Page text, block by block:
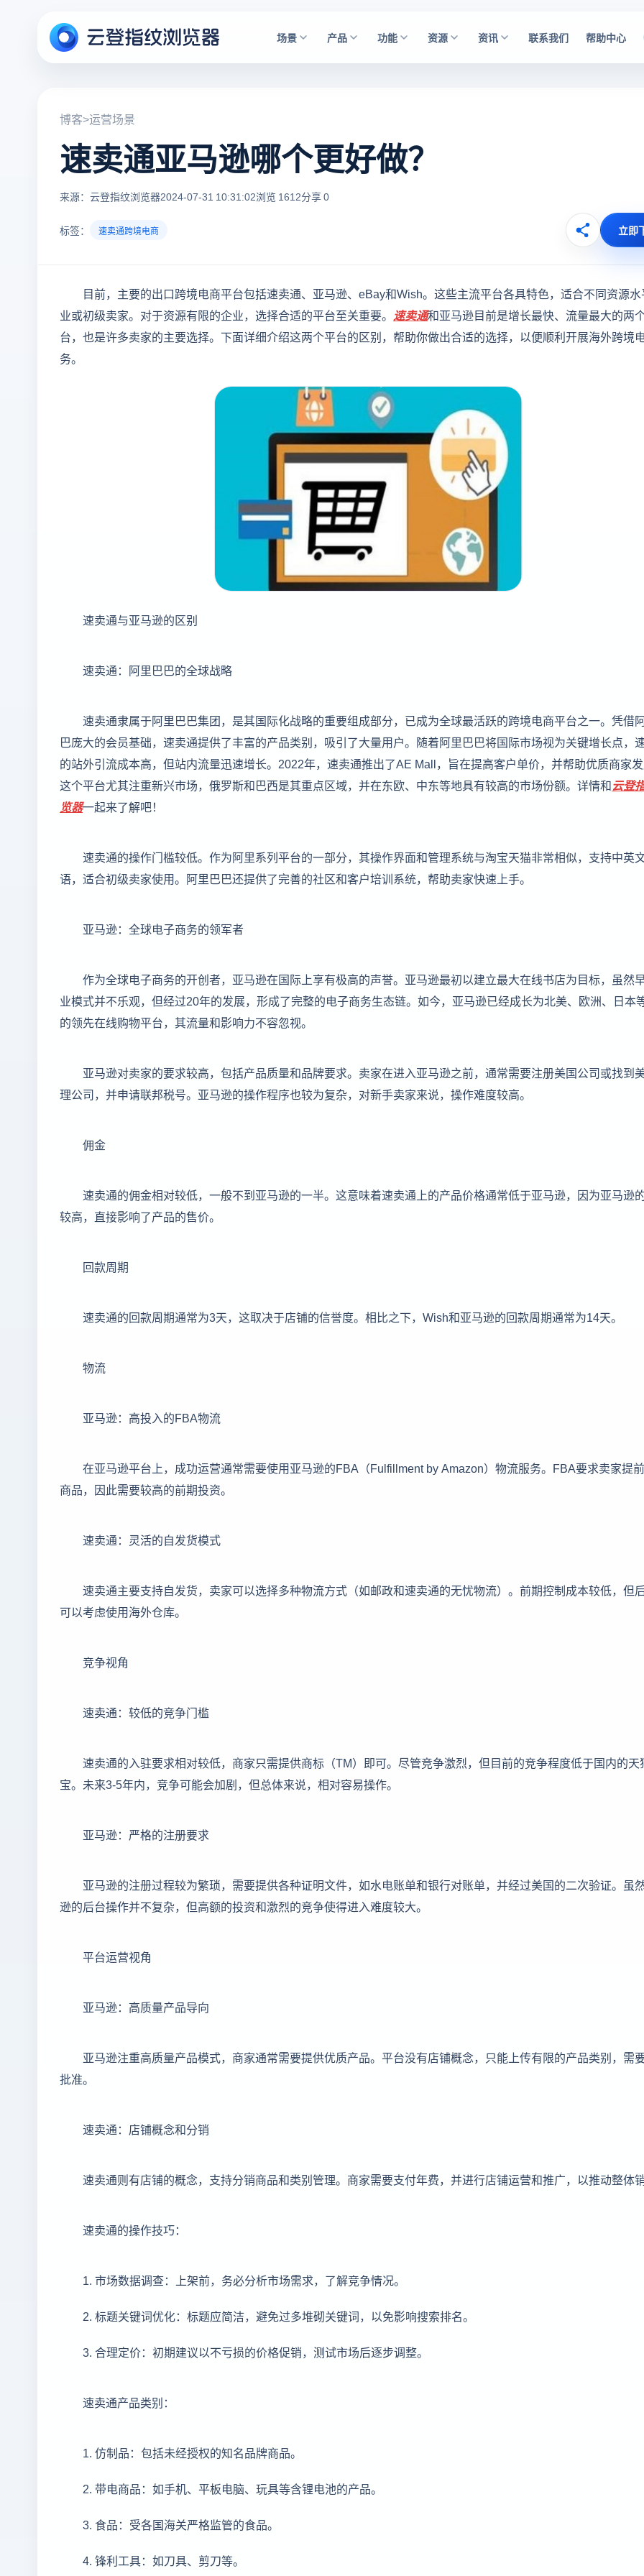
场景 产品 功能 资源 资讯 联系我们 帮助中心
博客>运营场景
速卖通亚马逊哪个更好做？
来源：云登指纹浏览器2024-07-31 10:31:02浏览 1612分享 0
标签： 速卖通跨境电商 立即
目前，主要的出口跨境电商平台包括速卖通、亚马逊、eBay和Wish。这些主流平台各具特色，适合不同资源
业或初级卖家。对于资源有限的企业，选择合适的平台至关重要。 速卖通和亚马逊目前是增长最快、流量最大的两
台，也是许多卖家的主要选择。下面详细介绍这两个平台的区别，帮助你做出合适的选择，以便顺利开展海外跨境
务。
速卖通与亚马逊的区别
速卖通：阿里巴巴的全球战略
速卖通隶属于阿里巴巴集团，是其国际化战略的重要组成部分，已成为全球最活跃的跨境电商平台之一。凭借
巴庞大的会员基础，速卖通提供了丰富的产品类别，吸引了大量用户。随着阿里巴巴将国际市场视为关键增长点，
的站外引流成本高，但站内流量迅速增长。2022年，速卖通推出了AE Mall，旨在提高客户单价，并帮助优质商家发
这个平台尤其注重新兴市场，俄罗斯和巴西是其重点区域，并在东欧、中东等地具有较高的市场份额。详情和云登
览器一起来了解吧！
速卖通的操作门槛较低。作为阿里系列平台的一部分，其操作界面和管理系统与淘宝天猫非常相似，支持中英
语，适合初级卖家使用。阿里巴巴还提供了完善的社区和客户培训系统，帮助卖家快速上手。
亚马逊：全球电子商务的领军者
作为全球电子商务的开创者，亚马逊在国际上享有极高的声誉。亚马逊最初以建立最大在线书店为目标，虽然
业模式并不乐观，但经过20年的发展，形成了完整的电子商务生态链。如今，亚马逊已经成长为北美、欧洲、日本
的领先在线购物平台，其流量和影响力不容忽视。
亚马逊对卖家的要求较高，包括产品质量和品牌要求。卖家在进入亚马逊之前，通常需要注册美国公司或找到
理公司，并申请联邦税号。亚马逊的操作程序也较为复杂，对新手卖家来说，操作难度较高。
佣金
速卖通的佣金相对较低，一般不到亚马逊的一半。这意味着速卖通上的产品价格通常低于亚马逊，因为亚马逊
较高，直接影响了产品的售价。
回款周期
速卖通的回款周期通常为3天，这取决于店铺的信誉度。相比之下，Wish和亚马逊的回款周期通常为14天。
物流
亚马逊：高投入的FBA物流
在亚马逊平台上，成功运营通常需要使用亚马逊的FBA（Fulfillment by Amazon）物流服务。FBA要求卖家提
商品，因此需要较高的前期投资。
速卖通：灵活的自发货模式
速卖通主要支持自发货，卖家可以选择多种物流方式（如邮政和速卖通的无忧物流）。前期控制成本较低，但
可以考虑使用海外仓库。
竞争视角
速卖通：较低的竞争门槛
速卖通的入驻要求相对较低，商家只需提供商标（TM）即可。尽管竞争激烈，但目前的竞争程度低于国内的天
宝。未来3-5年内，竞争可能会加剧，但总体来说，相对容易操作。
亚马逊：严格的注册要求
亚马逊的注册过程较为繁琐，需要提供各种证明文件，如水电账单和银行对账单，并经过美国的二次验证。虽
逊的后台操作并不复杂，但高额的投资和激烈的竞争使得进入难度较大。
平台运营视角
亚马逊：高质量产品导向
亚马逊注重高质量产品模式，商家通常需要提供优质产品。平台没有店铺概念，只能上传有限的产品类别，需
批准。
速卖通：店铺概念和分销
速卖通则有店铺的概念，支持分销商品和类别管理。商家需要支付年费，并进行店铺运营和推广，以推动整体销
速卖通的操作技巧：
1. 市场数据调查：上架前，务必分析市场需求，了解竞争情况。
2. 标题关键词优化：标题应简洁，避免过多堆砌关键词，以免影响搜索排名。
3. 合理定价：初期建议以不亏损的价格促销，测试市场后逐步调整。
速卖通产品类别：
1. 仿制品：包括未经授权的知名品牌商品。
2. 带电商品：如手机、平板电脑、玩具等含锂电池的产品。
3. 食品：受各国海关严格监管的食品。
4. 锋利工具：如刀具、剪刀等。